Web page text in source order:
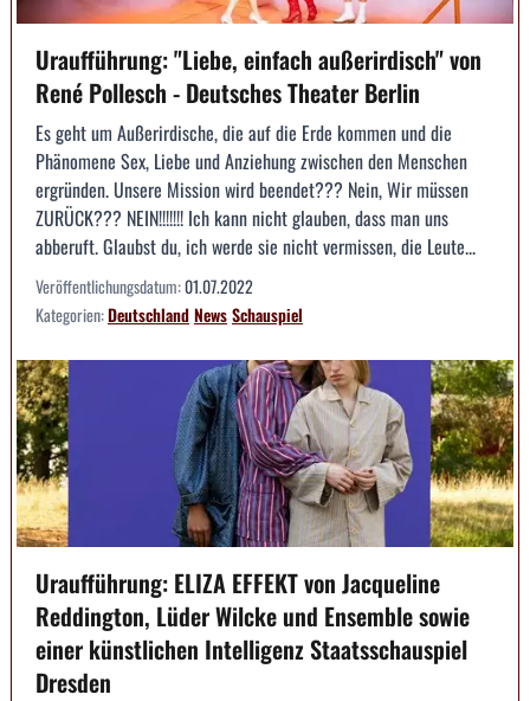
Uraufführung: "Liebe, einfach außerirdisch" von
René Pollesch - Deutsches Theater Berlin
Es geht um Außerirdische, die auf die Erde kommen und die
Phänomene Sex, Liebe und Anziehung zwischen den Menschen
ergründen. Unsere Mission wird beendet??? Nein, Wir müssen
ZURÜCK??? NEIN!!!!!!! Ich kann nicht glauben, dass man uns
abberuft. Glaubst du, ich werde sie nicht vermissen, die Leute...
Veröffentlichungsdatum:01.07.2022
Kategorien:DeutschlandNewsSchauspiel
Uraufführung: ELIZA EFFEKT von Jacqueline
Reddington, Lüder Wilcke und Ensemble sowie
einer künstlichen Intelligenz Staatsschauspiel
Dresden